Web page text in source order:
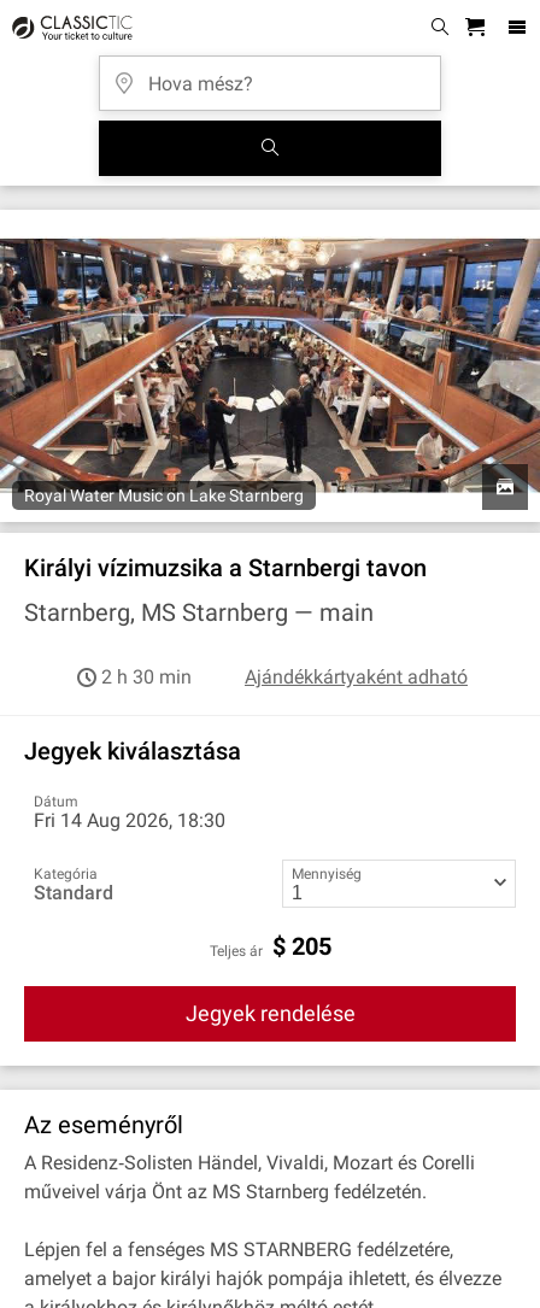
Royal Water Music on Lake Starnberg
Királyi vízimuzsika a Starnbergi tavon
Starnberg, MS Starnberg — main
2 h 30 min Ajándékkártyaként adható
Jegyek kiválasztása
Dátum
Fri 14 Aug 2026, 18:30
Kategória
Standard
Mennyiség
Teljes ár $ 205
Jegyek rendelése
Az eseményről
A Residenz‐Solisten Händel, Vivaldi, Mozart és Corelli
műveivel várja Önt az MS Starnberg fedélzetén.
Lépjen fel a fenséges MS STARNBERG fedélzetére,
amelyet a bajor királyi hajók pompája ihletett, és élvezze